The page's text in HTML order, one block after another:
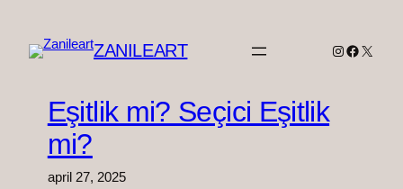
indhold
ZANILEART Instagram
X
Eşitlik mi? Seçici Eşitlik
mi?
april 27, 2025